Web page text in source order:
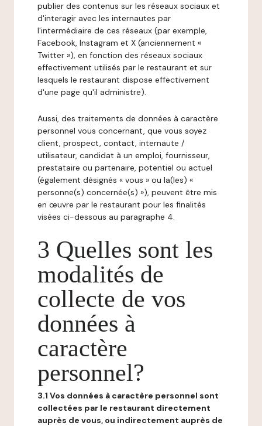
publier des contenus sur les réseaux sociaux et
d'interagir avec les internautes par
l'intermédiaire de ces réseaux (par exemple,
Facebook, Instagram et X (anciennement «
Twitter »), en fonction des réseaux sociaux
effectivement utilisés par le restaurant et sur
lesquels le restaurant dispose effectivement
d'une page qu'il administre).
Aussi, des traitements de données à caractère
personnel vous concernant, que vous soyez
client, prospect, contact, internaute /
utilisateur, candidat à un emploi, fournisseur,
prestataire ou partenaire, potentiel ou actuel
(également désignés « vous » ou la(les) «
personne(s) concernée(s) »), peuvent être mis
en œuvre par le restaurant pour les finalités
visées ci-dessous au paragraphe 4.
3 Quelles sont les
modalités de
collecte de vos
données à
caractère
personnel?
3.1 Vos données à caractère personnel sont
collectées par le restaurant directement
auprès de vous, ou indirectement auprès de